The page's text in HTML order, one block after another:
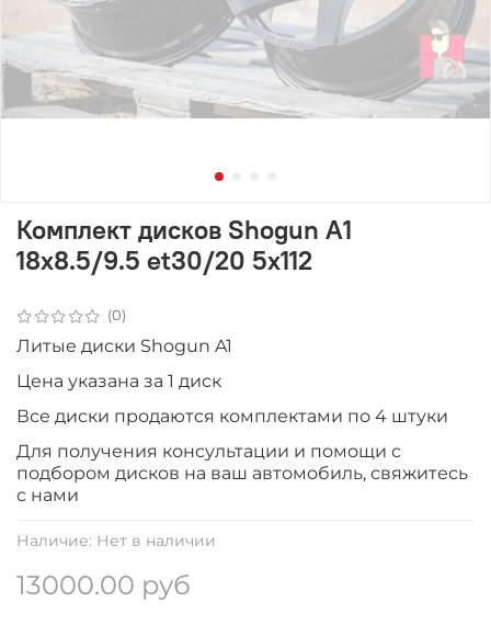
(0)
Наличие: Нет в наличии
Комплект дисков Shogun A1
18x8.5/9.5 et30/20 5x112
13000.00 руб
Литые диски Shogun A1
Цена указана за 1 диск
Все диски продаютcя комплектами по 4 штуки
Для получения консультации и помощи с
подбором дисков на ваш автомобиль, свяжитесь
с нами